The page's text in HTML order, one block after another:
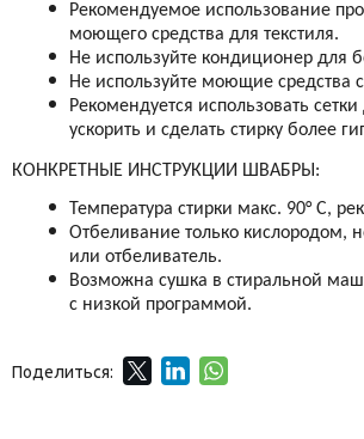
Рекомендуемое использование
моющего средства для текстиля.
Не используйте кондиционер для
Не используйте моющие средства
Рекомендуется использовать
ускорить и сделать стирку более
КОНКРЕТНЫЕ ИНСТРУКЦИИ ШВАБРЫ:
Температура стирки макс. 90° C,
Отбеливание только кислородом,
или отбеливатель.
Возможна сушка в стиральной
с низкой программой.
Поделиться: